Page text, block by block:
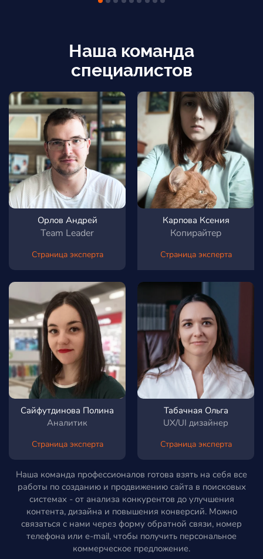
Наша команда
специалистов
Орлов Андрей
Team Leader
Страница эксперта
Карпова Ксения
Копирайтер
Страница эксперта
Сайфутдинова Полина
Аналитик
Страница эксперта
Табачная Ольга
UX/UI дизайнер
Страница эксперта
Наша команда профессионалов готова взять на себя все
работы по созданию и продвижению сайта в поисковых
системах - от анализа конкурентов до улучшения
контента, дизайна и повышения конверсий. Можно
связаться с нами через форму обратной связи, номер
телефона или e-mail, чтобы получить персональное
коммерческое предложение.